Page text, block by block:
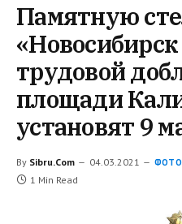
Памятную
трудовой
площади
установят 9
By Sibru.Com 04.03.2021
1 Min Read